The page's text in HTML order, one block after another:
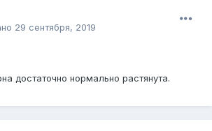
29 сентября, 2019
достаточно нормально растянута.